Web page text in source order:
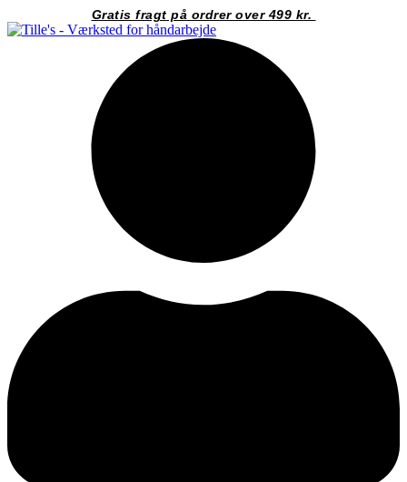
til
Gratis fragt på ordrer over 499 kr.